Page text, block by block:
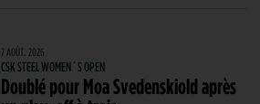
7 AOÛT. 2026
CSK STEEL WOMEN´S OPEN
Doublé pour Moa Svedenskiold après